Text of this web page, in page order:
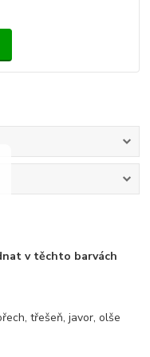
v těchto barvách
třešeň, javor, olše